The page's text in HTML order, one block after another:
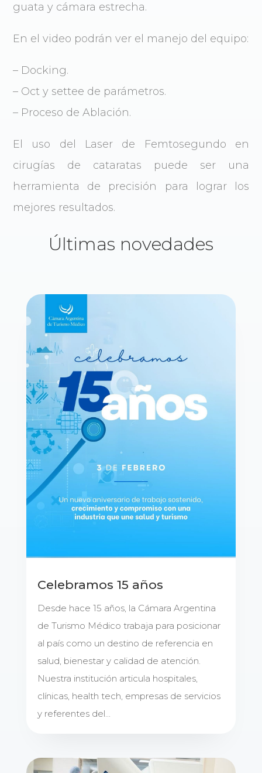
guata y cámara estrecha.
En el video podrán ver el manejo del equipo:
– Docking.
– Oct y settee de parámetros.
– Proceso de Ablación.
El uso del Laser de Femtosegundo en
cirugías de cataratas puede ser una
herramienta de precisión para lograr los
mejores resultados.
Últimas novedades
Celebramos 15 años
Desde hace 15 años, la Cámara Argentina
de Turismo Médico trabaja para posicionar
al país como un destino de referencia en
salud, bienestar y calidad de atención.
Nuestra institución articula hospitales,
clínicas, health tech, empresas de servicios
y referentes del...